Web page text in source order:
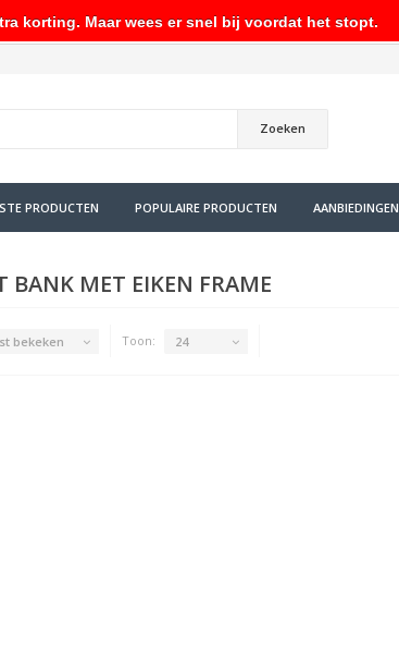
Zoeken
PRODUCTEN POPULAIRE PRODUCTEN AANBIEDINGEN
BANK MET EIKEN FRAME
bekeken Toon: 24
korting. Maar wees er snel bij voordat het stopt.